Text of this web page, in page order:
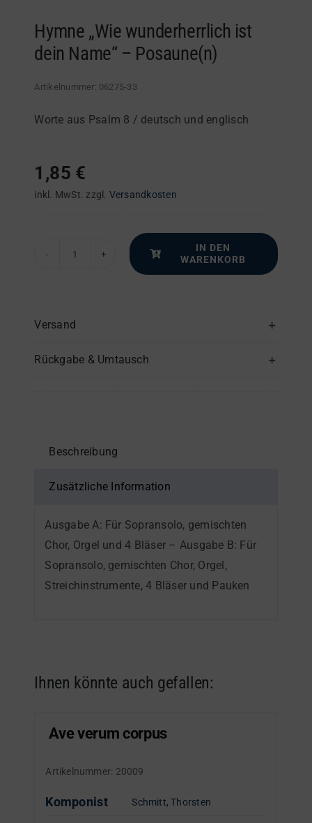
Hymne „Wie wunderherrlich ist
dein Name“ – Posaune(n)
Artikelnummer: 06275-33
Worte aus Psalm 8 / deutsch und englisch
1,85 €
inkl. MwSt. zzgl. Versandkosten
ist
Name"
IN DEN
WARENKORB
Versand
Rückgabe & Umtausch
Beschreibung
Zusätzliche Information
Ausgabe A: Für Sopransolo, gemischten
Chor, Orgel und 4 Bläser – Ausgabe B: Für
Sopransolo, gemischten Chor, Orgel,
Streichinstrumente, 4 Bläser und Pauken
Ihnen könnte auch gefallen:
Ave verum corpus
Artikelnummer: 20009
Komponist Schmitt, Thorsten